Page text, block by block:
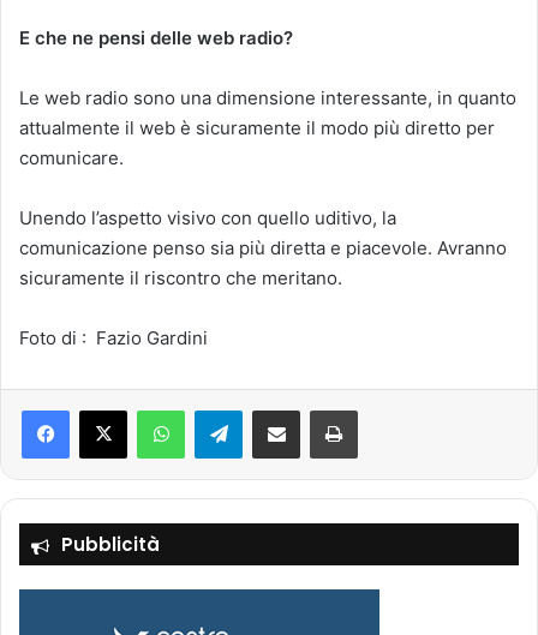
E che ne pensi delle web radio?
Le web radio sono una dimensione interessante, in quanto
attualmente il web è sicuramente il modo più diretto per
comunicare.
Unendo l’aspetto visivo con quello uditivo, la
comunicazione penso sia più diretta e piacevole. Avranno
sicuramente il riscontro che meritano.
Foto di : Fazio Gardini
Telegram
Pubblicità